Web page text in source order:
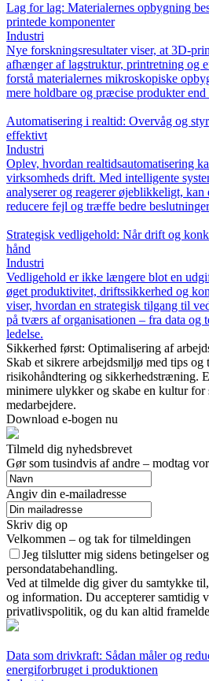
Lag for lag: Materialernes opbygning
printede komponenter
Industri
Nye forskningsresultater viser, at 3D-
afhænger af lagstruktur, printretning og
forstå materialernes mikroskopiske
mere holdbare og præcise produkter end
Automatisering i realtid: Overvåg og
effektivt
Industri
Oplev, hvordan realtidsautomatisering
virksomheds drift. Med intelligente
analyserer og reagerer øjeblikkeligt,
reducere fejl og træffe bedre
Strategisk vedligehold: Når drift og
hånd
Industri
Vedligehold er ikke længere blot en
øget produktivitet, driftssikkerhed og
viser, hvordan en strategisk tilgang til
på tværs af organisationen – fra data og
ledelse.
Sikkerhed først: Optimalisering af
Skab et sikrere arbejdsmiljø med tips
risikohåndtering og sikkerhedstræning.
minimere ulykker og skabe en kultur for
medarbejdere.
Download e-bogen nu
Tilmeld dig nyhedsbrevet
Gør som tusindvis af andre – modtag
Angiv din e-mailadresse
Skriv dig op
Velkommen – og tak for tilmeldingen
Jeg tilslutter mig sidens betingelser
persondatabehandling.
Ved at tilmelde dig giver du samtykke
og information. Du accepterer samtidig
privatlivspolitik, og du kan altid
Data som drivkraft: Sådan måler og
energiforbruget i produktionen